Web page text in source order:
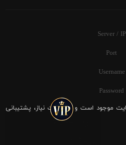
Server / IP
Port
Username
Password
موجود است و در صورت نیاز، پشتیبانی